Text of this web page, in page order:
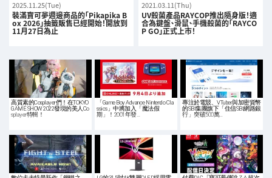
2025.11.25(Tue)
裝滿寶可夢週邊商品的「Pikapika B
ox 2026」抽籤販售已經開始！開放到
11月27日為止
2021.03.11(Thu)
UV殺菌產品RAYCOP推出隨身版！適
合為鍵盤、滑鼠、手機殺菌的「RAYCO
P GO」正式上市！
高質素的Cosplayer們！在TOKYO
GAME SHOW 2022發現的美人Co
splayer特輯！
「Game Boy Advance Nintendo Cla
ssics」中將加入「魔法假
期」！2001年發…
專注於電競、VTuber與加密貨幣
的SBI集團旗下「住信SBI網路銀
行」突破500萬…